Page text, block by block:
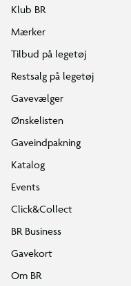
Klub BR
Mærker
Tilbud på legetøj
Restsalg på legetøj
Gavevælger
Ønskelisten
Gaveindpakning
Katalog
Events
Click&Collect
BR Business
Gavekort
Om BR